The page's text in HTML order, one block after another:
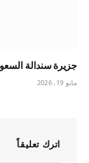
جزيرة سندالة
مايو 19, 2026
اترك تعليقاً